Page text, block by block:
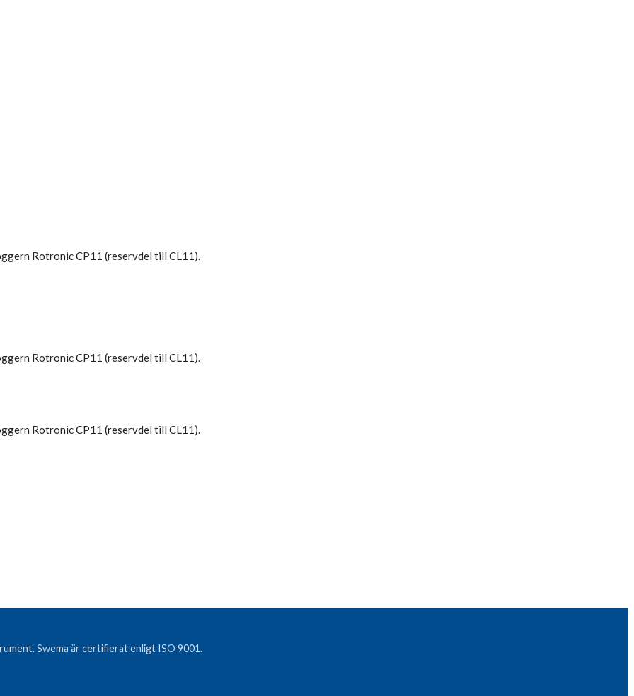
Rotronic CP11 (reservdel till CL11).
Rotronic CP11 (reservdel till CL11).
Rotronic CP11 (reservdel till CL11).
Swema är certifierat enligt ISO 9001.